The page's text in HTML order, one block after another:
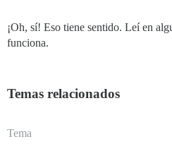
¡Oh, sí! Eso tiene sentido. Leí en
funciona.
Temas relacionados
Tema